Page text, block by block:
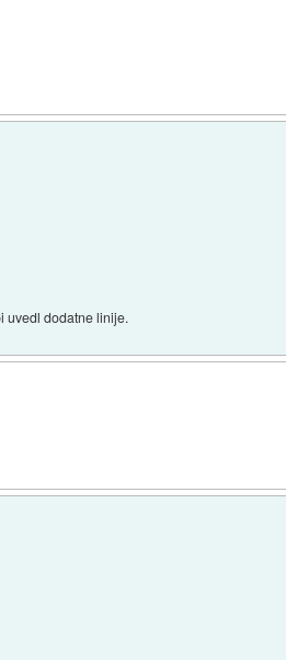
uvedl dodatne linije.